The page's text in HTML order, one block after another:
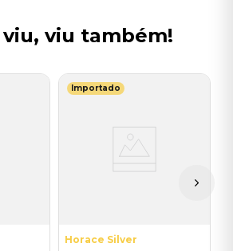
viu também!
Importado
Horace Silver